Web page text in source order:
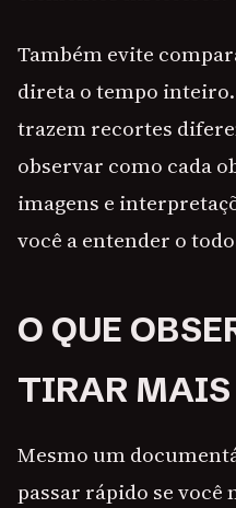
Também evite
direta o tempo
trazem recortes
observar como cada
imagens e
você a entender o
O QUE
TIRAR MAIS
Mesmo um
passar rápido se você